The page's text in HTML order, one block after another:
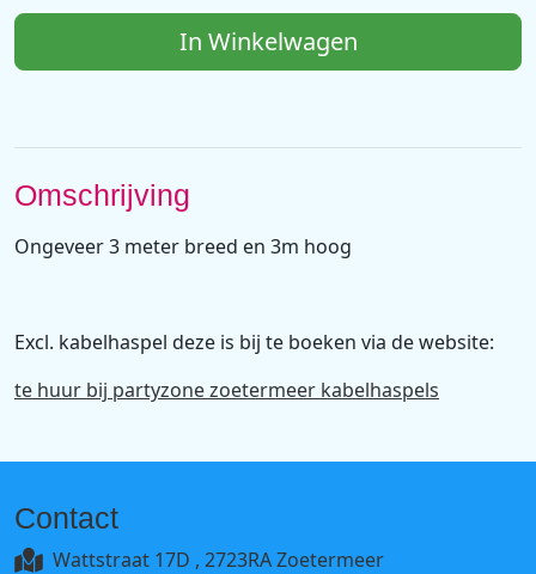
In Winkelwagen
Omschrijving
Ongeveer 3 meter breed en 3m hoog
Excl. kabelhaspel deze is bij te boeken via de website:
te huur bij partyzone zoetermeer kabelhaspels
Contact
Wattstraat 17D , 2723RA Zoetermeer